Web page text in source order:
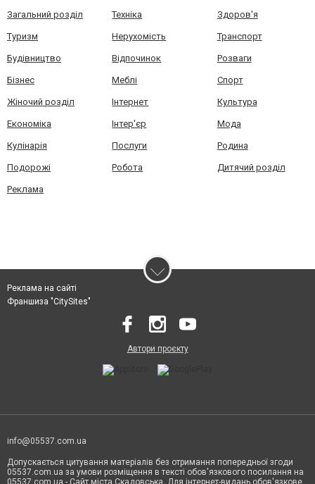
Загальний розділ Техніка Здоров'я
Туризм Нерухомість Транспорт
Будівництво Відпочинок Розваги
Бізнес Меблі Спорт
Жіночий розділ Інтернет Культура
Економіка Інтер'єр Мода
Кулінарія Послуги Родина
Подорожі Робота Дитячий розділ
Реклама
Реклама на сайті
Франшиза "CitySites"
Автори проєкту
info@05537.com.ua
Допускається цитування матеріалів без отримання попередньої згоди
05537.com.ua за умови розміщення в тексті обов'язкового посилання на